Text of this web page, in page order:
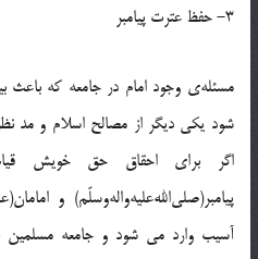
3- حفظ عترت پيامبر
مسئله‌ي وجود امام در جامعه كه باعث
شود يكي ديگر از مصالح اسلام و مد
اگر براي احقاق حق خويش
پيامبر(صلي‌الله‌عليه‌واله‌وسلّم) و
آسيب وارد مي شود و جامعه